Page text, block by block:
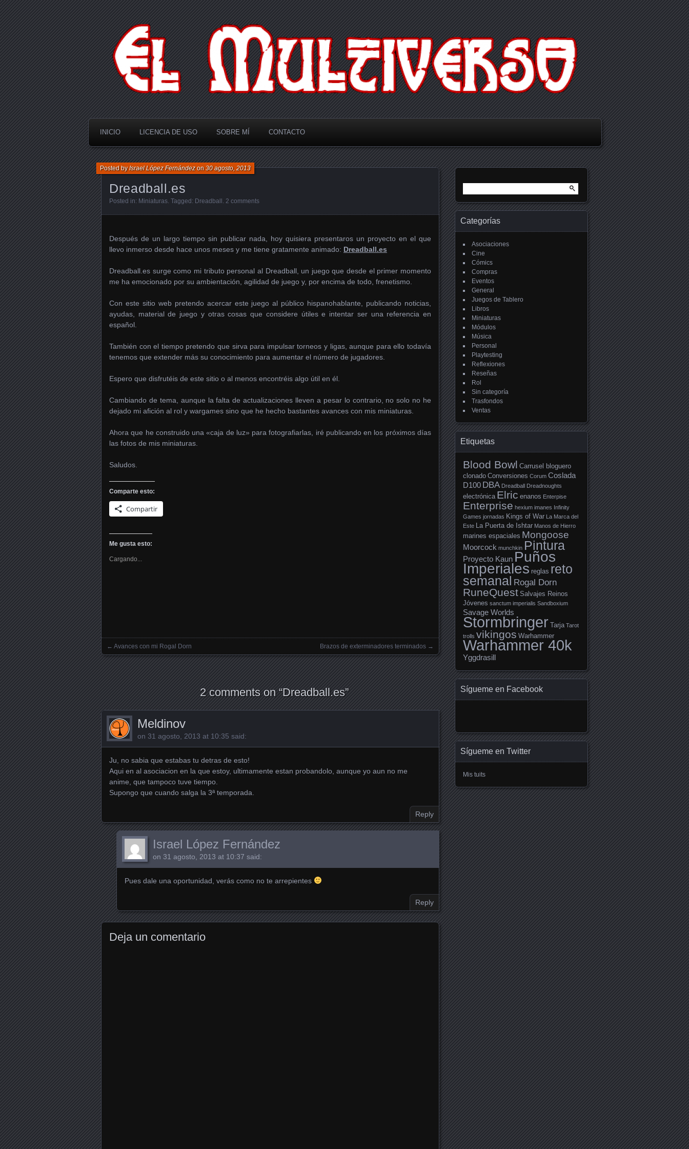
El Multiverso
INICIO LICENCIA DE USO SOBRE MÍ CONTACTO
Dreadball.es
Posted byIsrael López Fernándezon30 agosto, 2013
Posted in: Miniaturas. Tagged: Dreadball . 2 comments
Después de un largo tiempo sin publicar nada, hoy quisiera presentaros un proyecto en el que
llevo inmerso desde hace unos meses y me tiene gratamente animado: Dreadball.es
Dreadball.es surge como mi tributo personal al Dreadball, un juego que desde el primer momento
me ha emocionado por su ambientación, agilidad de juego y, por encima de todo, frenetismo.
Con este sitio web pretendo acercar este juego al público hispanohablante, publicando noticias,
ayudas, material de juego y otras cosas que considere útiles e intentar ser una referencia en
español.
También con el tiempo pretendo que sirva para impulsar torneos y ligas, aunque para ello todavía
tenemos que extender más su conocimiento para aumentar el número de jugadores.
Espero que disfrutéis de este sitio o al menos encontréis algo útil en él.
Cambiando de tema, aunque la falta de actualizaciones lleven a pesar lo contrario, no solo no he
dejado mi afición al rol y wargames sino que he hecho bastantes avances con mis miniaturas.
Ahora que he construido una «caja de luz» para fotografiarlas, iré publicando en los próximos días
las fotos de mis miniaturas.
Saludos.
Comparte esto:
Compartir
Me gusta esto:
Cargando...
Posts navigation
← Avances con mi Rogal Dorn Brazos de exterminadores terminados →
2 comments on “Dreadball.es”
Meldinov
on 31 agosto, 2013 at 10:35 said:
Ju, no sabia que estabas tu detras de esto!
Aqui en al asociacion en la que estoy, ultimamente estan probandolo, aunque yo aun no me
anime, que tampoco tuve tiempo.
Supongo que cuando salga la 3ª temporada.
Reply
Israel López Fernández
on 31 agosto, 2013 at 10:37 said:
Pues dale una oportunidad, verás como no te arrepientes
Reply
Deja un comentario
Categorías
Asociaciones
Cine
Cómics
Compras
Eventos
General
Juegos de Tablero
Libros
Miniaturas
Módulos
Música
Personal
Playtesting
Reflexiones
Reseñas
Rol
Sin categoría
Trasfondos
Ventas
Etiquetas
Blood Bowl Carrusel bloguero
clonado Conversiones Corum Coslada
D100 DBA Dreadball Dreadnoughts
electrónica Elric enanos Enterpise
Enterprise hexium imanes Infinity
Games jornadas Kings of War La Marca del
Este La Puerta de Ishtar Manos de Hierro
marines espaciales Mongoose
Moorcock munchkin Pintura
Proyecto Kaun Puños
Imperiales reglas reto
semanal Rogal Dorn
RuneQuest Salvajes Reinos
Jóvenes sanctum imperialis Sandboxium
Savage Worlds
Stormbringer Tarja Tarot
trolls vikingos Warhammer
Warhammer 40k
Yggdrasill
Sígueme en Facebook
Sígueme en Twitter
Mis tuits